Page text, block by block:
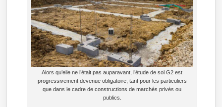
Alors qu’elle ne l’était pas auparavant, l’étude de sol G2 est
progressivement devenue obligatoire, tant pour les particuliers
que dans le cadre de constructions de marchés privés ou
publics.